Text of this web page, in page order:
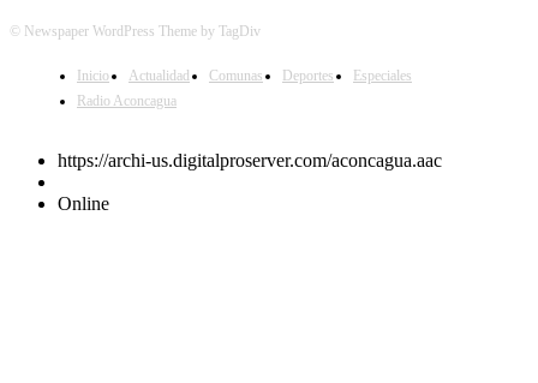
© Newspaper WordPress Theme by TagDiv
Inicio Actualidad Comunas Deportes
Especiales
Radio Aconcagua
https://archi-us.digitalproserver.com/aconcagua.aac
Online